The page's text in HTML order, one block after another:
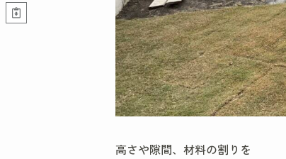
高さや隙間、材料の割りを